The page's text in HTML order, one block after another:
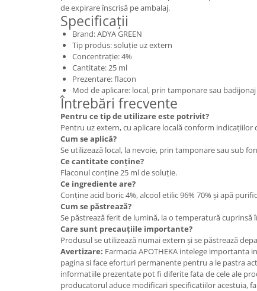
de expirare înscrisă pe ambalaj.
Specificații
Brand: ADYA GREEN
Tip produs: soluție uz extern
Concentrație: 4%
Cantitate: 25 ml
Prezentare: flacon
Mod de aplicare: local, prin tamponare sau badijonaj
Întrebări frecvente
Pentru ce tip de utilizare este potrivit?
Pentru uz extern, cu aplicare locală conform indicațiilor
Cum se aplică?
Se utilizează local, la nevoie, prin tamponare sau sub
Ce cantitate conține?
Flaconul conține 25 ml de soluție.
Ce ingrediente are?
Conține acid boric 4%, alcool etilic 96% 70% și apă
Cum se păstrează?
Se păstrează ferit de lumină, la o temperatură cuprinsă
Care sunt precauțiile importante?
Produsul se utilizează numai extern și se păstrează
Avertizare: Farmacia APOTHEKA intelege importanta
pagina si face eforturi permanente pentru a le pastra
informatiile prezentate pot fi diferite fata de cele ale
producatorul aduce modificari specificatiilor acestuia,